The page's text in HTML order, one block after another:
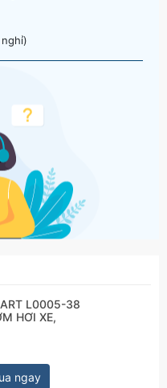
L0005-38
HƠI XE,
ngay